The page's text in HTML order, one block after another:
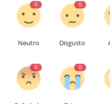
0
Neutro
0
Disgusto
0 0